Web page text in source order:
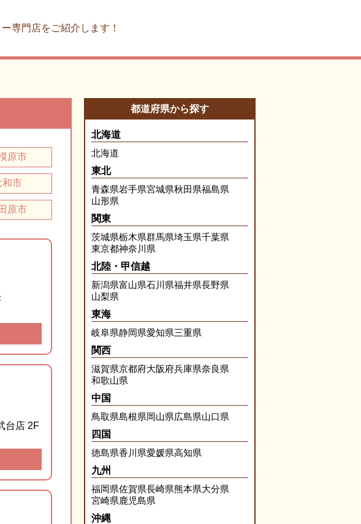
専門店をご紹介します！
原市
和市
原市
台店 2F
都道府県から探す
北海道
北海道
東北
青森県岩手県宮城県秋田県福島県
山形県
関東
茨城県栃木県群馬県埼玉県千葉県
東京都神奈川県
北陸・甲信越
新潟県富山県石川県福井県長野県
山梨県
東海
岐阜県静岡県愛知県三重県
関西
滋賀県京都府大阪府兵庫県奈良県
和歌山県
中国
鳥取県島根県岡山県広島県山口県
四国
徳島県香川県愛媛県高知県
九州
福岡県佐賀県長崎県熊本県大分県
宮崎県鹿児島県
沖縄